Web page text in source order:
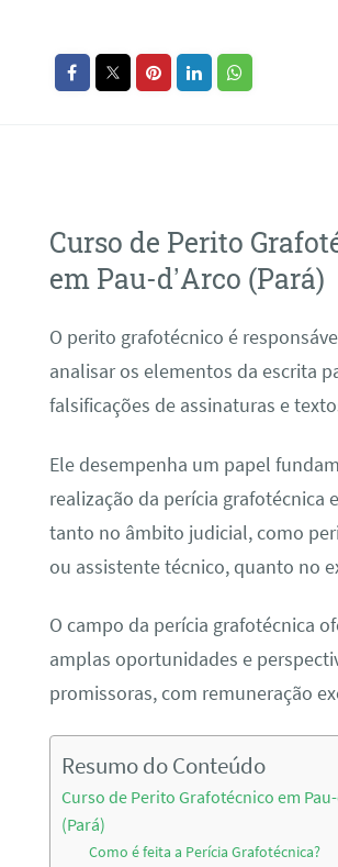
Curso de Perito
em Pau-d’Arco (Pará)
O perito grafotécnico é
analisar os elementos da escrita
falsificações de assinaturas e
Ele desempenha um papel
realização da perícia grafotécnica
tanto no âmbito judicial, como
ou assistente técnico, quanto no
O campo da perícia grafotécnica
amplas oportunidades e
promissoras, com remuneração
Resumo do Conteúdo
Curso de Perito Grafotécnico em Pau-
(Pará)
Como é feita a Perícia Grafotécnica?